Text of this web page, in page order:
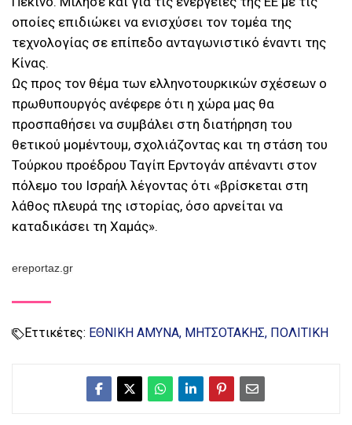
οποίες επιδιώκει να ενισχύσει τον τομέα της
τεχνολογίας σε επίπεδο ανταγωνιστικό έναντι της
Κίνας.
Ως προς τον θέμα των ελληνοτουρκικών σχέσεων ο
πρωθυπουργός ανέφερε ότι η χώρα μας θα
προσπαθήσει να συμβάλει στη διατήρηση του
θετικού μομέντουμ, σχολιάζοντας και τη στάση του
Τούρκου προέδρου Ταγίπ Ερντογάν απέναντι στον
πόλεμο του Ισραήλ λέγοντας ότι «βρίσκεται στη
λάθος πλευρά της ιστορίας, όσο αρνείται να
καταδικάσει τη Χαμάς».
ereportaz.gr
Εττικέτες: ΕΘΝΙΚΗ ΑΜΥΝΑ ΜΗΤΣΟΤΑΚΗΣ ΠΟΛΙΤΙΚΗ